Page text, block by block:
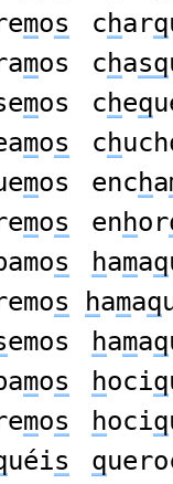
mos charq
mos chasq
mos cheq
mos ch
mos encha
mos enhor
s hamaq
s hamaq
emos hamaq
mos hociq
mos hociq
uéis q